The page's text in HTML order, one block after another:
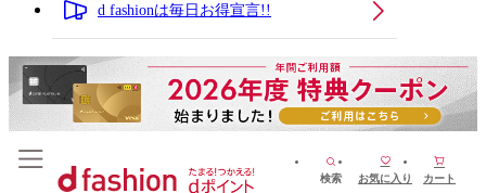
d fashionは毎日お得宣言!!
検索 お気に入り カート